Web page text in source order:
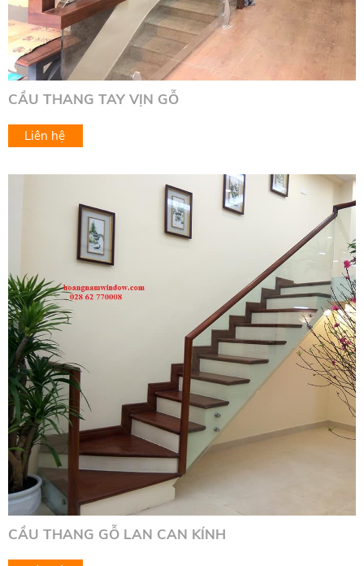
CẦU THANG TAY VỊN GỖ
Liên hệ
CẦU THANG GỖ LAN CAN KÍNH